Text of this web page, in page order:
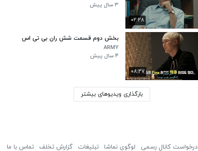
۰۲:۲۸
۳ سال پیش
۰۸:۲۷
بخش دوم قسمت شش ران بی تی اس
ARMY
۴ سال پیش
بارگذاری ویدیوهای بیشتر
درخواست کانال رسمی لوگوی نماشا تبلیغات گزارش تخلف تماس با ما